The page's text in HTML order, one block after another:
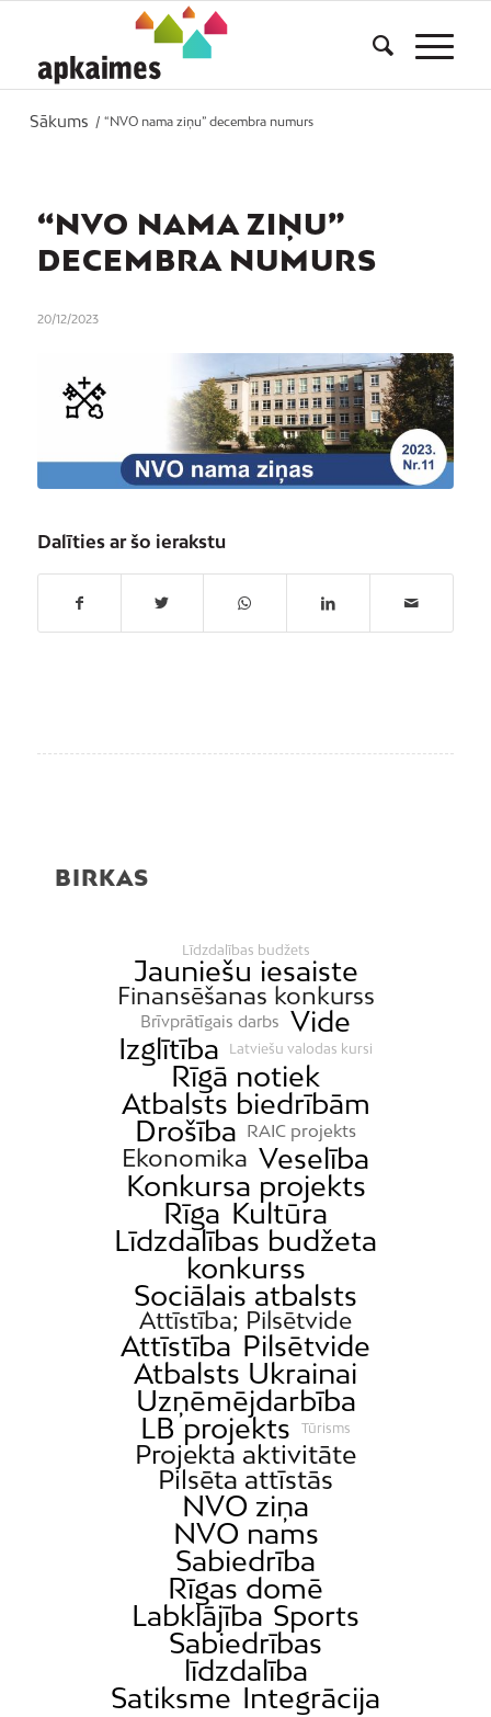
Sākums / “NVO nama ziņu” decembra numurs
“NVO NAMA ZIŅU”
DECEMBRA NUMURS
20/12/2023
Dalīties ar šo ierakstu
BIRKAS
Līdzdalības budžets
Jauniešu iesaiste
Finansēšanas konkurss
Brīvprātīgais darbs
Vide
Izglītība
Latviešu valodas kursi
Rīgā notiek
Atbalsts biedrībām
Drošība
RAIC projekts
Ekonomika Veselība
Konkursa projekts
Rīga Kultūra
Līdzdalības budžeta
konkurss
Sociālais atbalsts
Attīstība; Pilsētvide
Attīstība Pilsētvide
Atbalsts Ukrainai
Uzņēmējdarbība
LB projekts
Tūrisms
Projekta aktivitāte
Pilsēta attīstās
NVO ziņa
NVO nams
Sabiedrība
Rīgas domē
Labklājība Sports
Sabiedrības
līdzdalība
Satiksme Integrācija